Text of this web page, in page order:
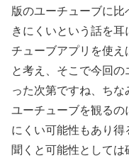
版のユーチューブに
きにくいという話を
チューブアプリを使え
と考え、そこで今回
った次第ですね、ち
ユーチューブを観るの
にくい可能性もあり得
聞くと可能性として